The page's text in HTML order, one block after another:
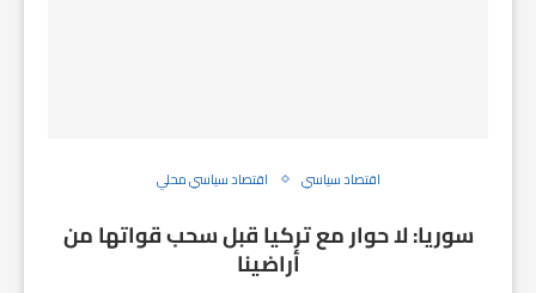
اقتصاد سياسي اقتصاد سياسي محلي
سوريا: لا حوار مع تركيا قبل سحب قواتها من
أراضينا